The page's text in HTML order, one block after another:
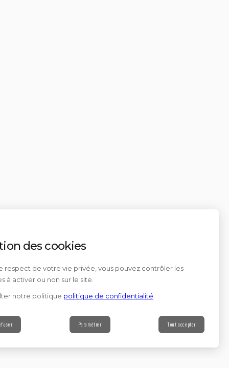
Contact
des cookies
respect de votre vie privée, vous pouvez contrôler les
à activer ou non sur le site.
notre politique politique de confidentialité
Paramétrer Tout accepter